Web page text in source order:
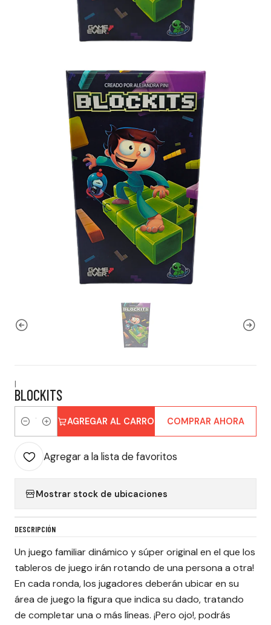
|
BLOCKITS
Cantidad
AGREGAR AL CARRO COMPRAR AHORA
Agregar a la lista de favoritos
Mostrar stock de ubicaciones
DESCRIPCIÓN
Un juego familiar dinámico y súper original en el que los
tableros de juego irán rotando de una persona a otra!
En cada ronda, los jugadores deberán ubicar en su
área de juego la figura que indica su dado, tratando
de completar una o más líneas. ¡Pero ojo!, podrás